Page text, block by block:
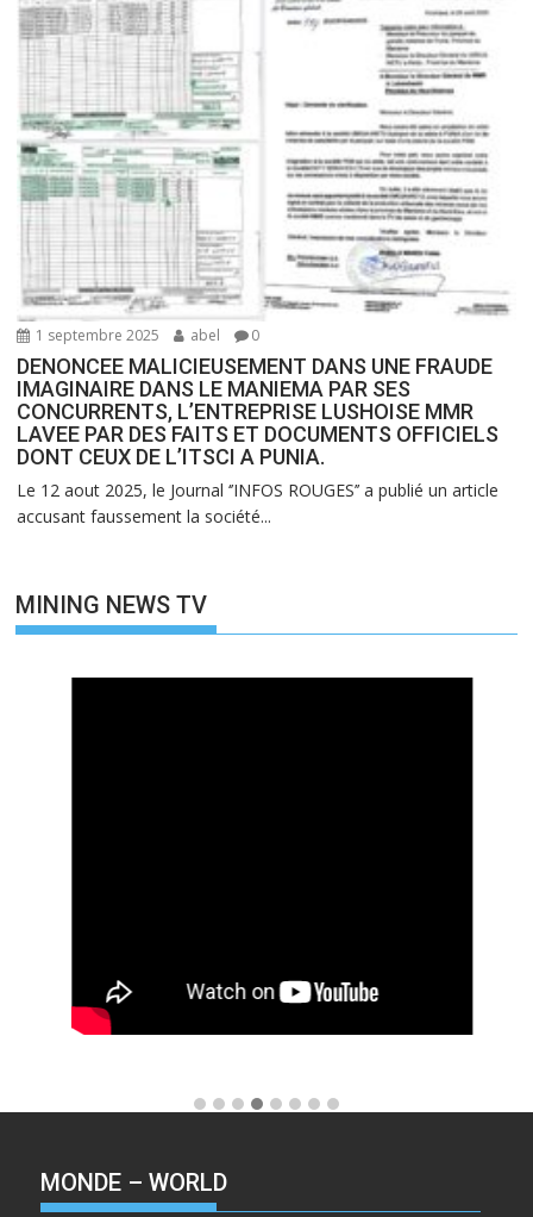
1 septembre 2025 abel 0
DENONCEE MALICIEUSEMENT DANS UNE FRAUDE
IMAGINAIRE DANS LE MANIEMA PAR SES
CONCURRENTS, L’ENTREPRISE LUSHOISE MMR
LAVEE PAR DES FAITS ET DOCUMENTS OFFICIELS
DONT CEUX DE L’ITSCI A PUNIA.
Le 12 aout 2025, le Journal ‘’INFOS ROUGES’’ a publié un article
accusant faussement la société...
MINING NEWS TV
MONDE – WORLD